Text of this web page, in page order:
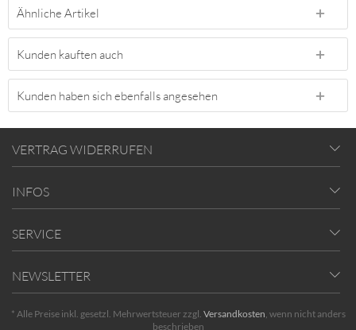
Ähnliche Artikel
Kunden kauften auch
Kunden haben sich ebenfalls angesehen
VERTRAG WIDERRUFEN
INFOS
SERVICE
NEWSLETTER
* Alle Preise inkl. gesetzl. Mehrwertsteuer zzgl. Versandkosten, wenn nicht anders
beschrieben